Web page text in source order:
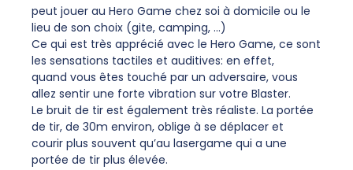
peut jouer au Hero Game chez soi à domicile ou le
lieu de son choix (gite, camping, …)
Ce qui est très apprécié avec le Hero Game, ce sont
les sensations tactiles et auditives: en effet,
quand vous êtes touché par un adversaire, vous
allez sentir une forte vibration sur votre Blaster.
Le bruit de tir est également très réaliste. La portée
de tir, de 30m environ, oblige à se déplacer et
courir plus souvent qu’au lasergame qui a une
portée de tir plus élevée.